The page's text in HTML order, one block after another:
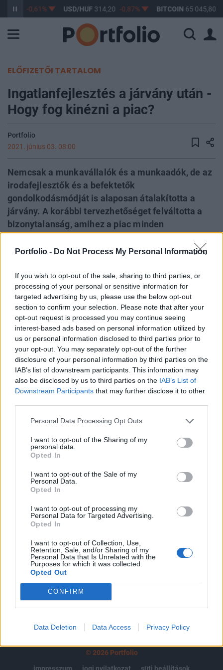
Portfolio - Do Not Process My Personal Information
If you wish to opt-out of the sale, sharing to third parties, or
processing of your personal or sensitive information for
targeted advertising by us, please use the below opt-out
section to confirm your selection. Please note that after your
opt-out request is processed you may continue seeing
interest-based ads based on personal information utilized by
us or personal information disclosed to third parties prior to
your opt-out. You may separately opt-out of the further
disclosure of your personal information by third parties on the
IAB’s list of downstream participants. This information may
also be disclosed by us to third parties on the IAB’s List of
Downstream Participants that may further disclose it to other
Personal Data Processing Opt Outs
I want to opt-out of the Sharing of my
personal data.
Opted In
I want to opt-out of the Sale of my
Personal Data.
Opted In
I want to opt-out of processing my
Personal Data for Targeted Advertising.
Opted In
I want to opt-out of Collection, Use,
Retention, Sale, and/or Sharing of my
Personal Data that Is Unrelated with the
Purposes for which it was collected.
Opted Out
CONFIRM
Data Deletion Data Access Privacy Policy
-0,61% USD/HUF314,20 -0,87% BITCOIN 65 045,80
ELŐFIZETŐI TARTALOM
Ingatlanfejlesztés a járvány után -
Hogy fog kinézni a piac?
Portfolio
2021. június 03. 08:00
Nemcsak a munkavállalók és a munkaadók, de az
irodafejlesztők és a befektetők
gondolkodásmódját is alaposan átalakította a
járvány. A korábbi tervezhetőséget felváltotta a
bizonytalanság, amihez a piac minden
a bérbeadók és a fejlesztők gondolkodásmódját?
június 8-i FM & Hybrid Office 2021 konferenciáján
a szakma képviselői.
A home office hatására minden cégvezető átértékelte a
számukra szükséges irodaterületek méretigényét. Vajon a
következő években ez miként fog megjelenni az irodák
bérbeadása során? Hogy mit jelent ez egy új irodaprojekt
kapcsán, arról a konferencia harmadik szekciójában
Mazsaroff Kata, a Horizon Development bérbeadási
igazgatója fog beszélni. A változó területigények...
KEDVES OLVASÓNK!
tartozik, melynek olvasása előfizetéses
regisztrációhoz kötött.
Az előfizetés a következőket tartalmazza:
Portfolio.hu teljes cikkarchívum
kötéslistái
MÁR ELŐFIZETŐNK VAGY?
© 2026 Portfolio
impresszum
jogi nyilatkozat süti beállítások